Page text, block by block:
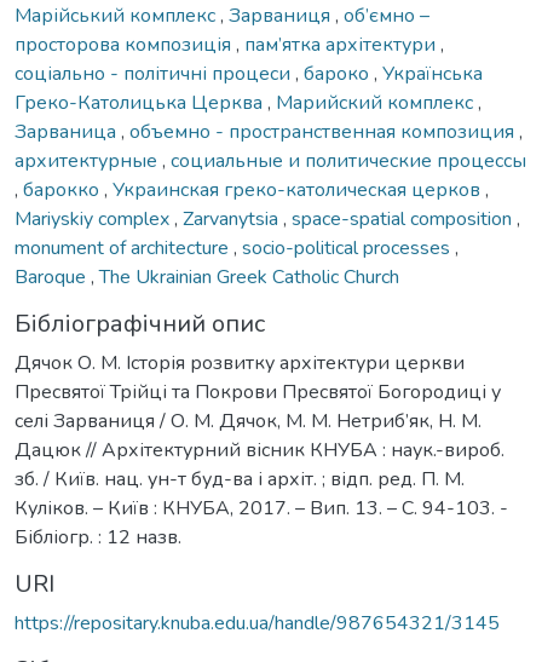
Марійський комплекс, Зарваниця , об’ємно –
просторова композиція , пам’ятка архітектури ,
соціально - політичні процеси , бароко , Українська
Греко-Католицька Церква , Марийский комплекс,
Зарваница , объемно - пространственная композиция ,
архитектурные , социальные и политические процессы
, барокко , Украинская греко-католическая церков ,
Mariyskiy complex, Zarvanytsia , space-spatial composition ,
monument of architecture , socio-political processes ,
Baroque ,The Ukrainian Greek Catholic Church
Бібліографічний опис
Дячок О. М. Історія розвитку архітектури церкви
Пресвятої Трійці та Покрови Пресвятої Богородиці у
селі Зарваниця / О. М. Дячок, М. М. Нетриб’як, Н. М.
Дацюк // Архітектурний вісник КНУБА : наук.-вироб.
зб. / Київ. нац. ун-т буд-ва і архіт. ; відп. ред. П. М.
Куліков. – Київ : КНУБА, 2017. – Вип. 13. – С. 94-103. -
Бібліогр. : 12 назв.
URI
https://repositary.knuba.edu.ua/handle/987654321/3145